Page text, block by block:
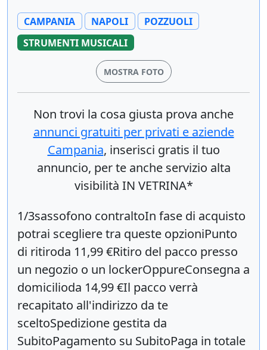
CAMPANIA NAPOLI
POZZUOLI
STRUMENTI MUSICALI
MOSTRA FOTO
Non trovi la cosa giusta prova anche
annunci gratuiti per privati e aziende
Campania, inserisci gratis il tuo
annuncio, per te anche servizio alta
visibilità IN VETRINA*
1/3sassofono contraltoIn fase di acquisto
potrai scegliere tra queste opzioniPunto
di ritiroda 11,99 €Ritiro del pacco presso
un negozio o un lockerOppureConsegna a
domicilioda 14,99 €Il pacco verrà
recapitato all'indirizzo da te
sceltoSpedizione gestita da
SubitoPagamento su SubitoPaga in totale